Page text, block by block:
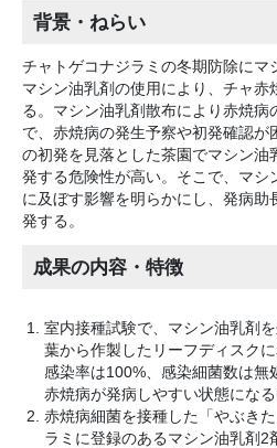
背景・ねらい
チャトゲコナジラミの冬期防除にマ
マシン油乳剤の使用により、チャ赤
る。マシン油乳剤散布により赤焼病
で、赤焼病の発生予察や初発確認が
の初発を見落とした茶園でマシン油
発する危険性が高い。そこで、マシ
に及ぼす影響を明らかにし、発病助
発する。
成果の内容・特徴
室内接種試験で、マシン油乳剤
葉から作製したリーフディスク
感染率は100%、感染細菌数は無
赤焼病が発病しやすい状態になる
赤焼病細菌を接種した「やぶき
ラミに登録のあるマシン油乳剤2